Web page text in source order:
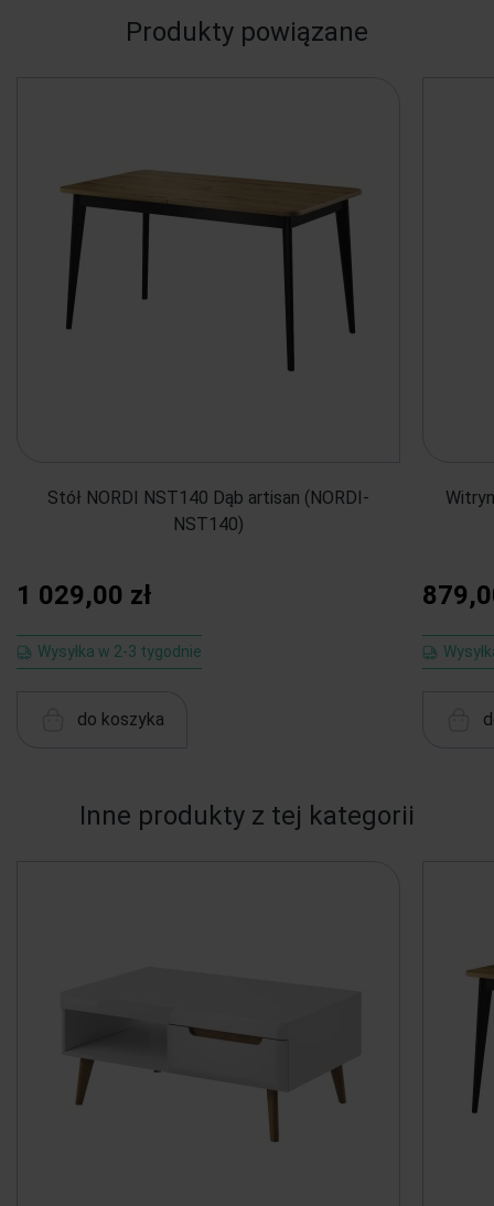
Produkty powiązane
Stół NORDI NST140 Dąb artisan (NORDI-
NST140)
1 029,00 zł
Wysyłka w 2-3 tygodnie
do koszyka
Inne produkty z tej kategorii